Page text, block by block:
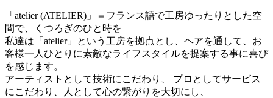
「atelier (ATELIER)」＝フランス語で工房ゆったりとした空
間で、くつろぎのひと時を
私達は「atelier」という工房を拠点とし、ヘアを通して、お
客様一人ひとりに素敵なライフスタイルを提案する事に喜び
を感じます。
アーティストとして技術にこだわり、 プロとしてサービス
にこだわり、人として心の繋がりを大切にし、